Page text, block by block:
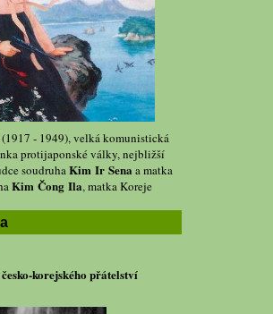
- 1949), velká komunistická
protijaponské války, nejbližší
soudruhaKim Ir Sena a matka
Kim Čong Ila, matka Koreje
korejského přátelství